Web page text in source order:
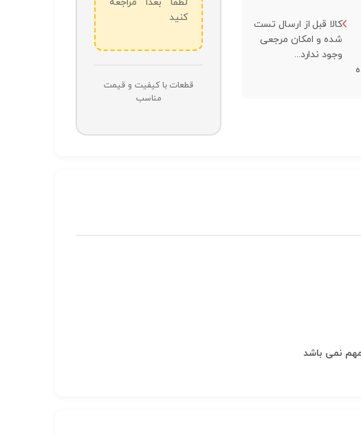
کالا قبل از ارسال تست
شده و امکان مرجعی
وجود ندارد...
کنید
قطعات با کیفیت و قیمت
مناسب